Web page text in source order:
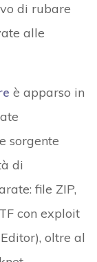
di rubare
alle
è apparso in
sorgente
di
file ZIP,
con exploit
oltre al